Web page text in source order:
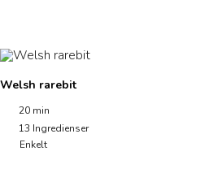
Welsh rarebit
20 min
13 Ingredienser
Enkelt